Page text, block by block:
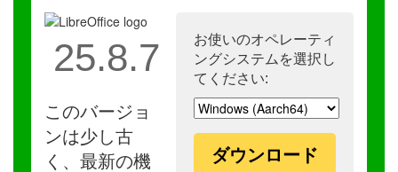
お使いのオペレーティ
ングシステムを選択し
てください:
ダウンロード
25.8.7
このバージョ
ンは少し古
く、最新の機